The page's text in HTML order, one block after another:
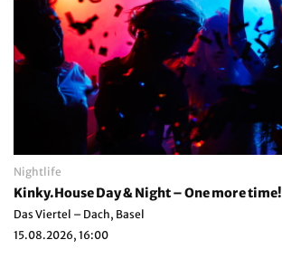
Nightlife
Kinky.House Day & Night – One more time!
Das Viertel – Dach, Basel
15.08.2026, 16:00